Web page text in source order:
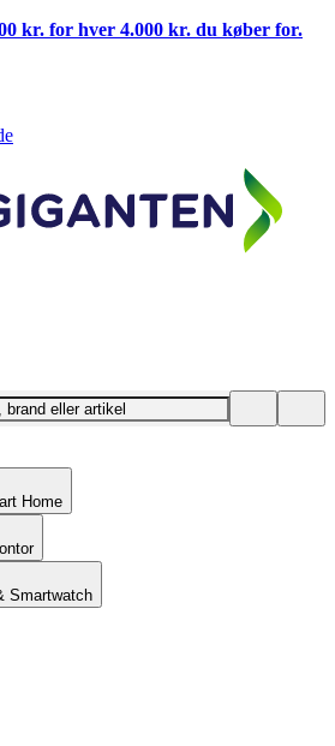
kr. for hver 4.000 kr. du køber for.
Home
Smartwatch